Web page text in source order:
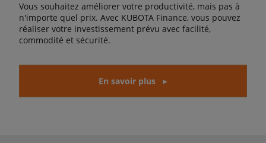
Vous souhaitez améliorer votre productivité, mais pas à
n'importe quel prix. Avec KUBOTA Finance, vous pouvez
réaliser votre investissement prévu avec facilité,
commodité et sécurité.
En savoir plus